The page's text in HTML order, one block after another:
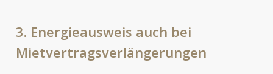
3. Energieausweis auch bei
Mietvertragsverlängerungen